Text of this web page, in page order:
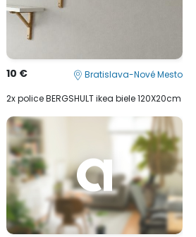
10 € Bratislava-Nové Mesto
2x police BERGSHULT ikea biele 120X20cm